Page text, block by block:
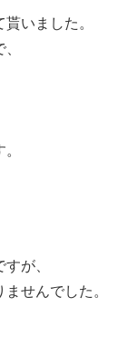
いました。
が、
せんでした。